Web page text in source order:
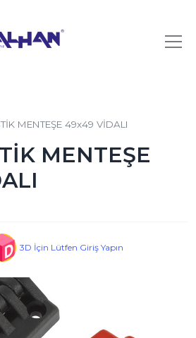
MENTEŞE 49x49 VİDALI
MENTEŞE
3D İçin Lütfen Giriş Yapın